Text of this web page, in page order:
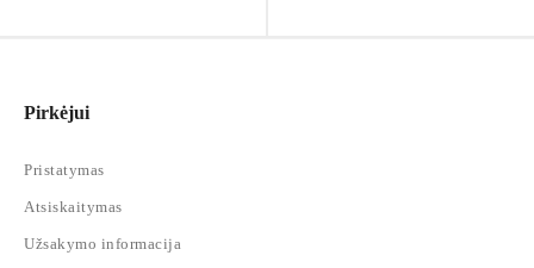
Pirkėjui
Pristatymas
Atsiskaitymas
Užsakymo informacija